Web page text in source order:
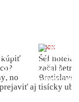
kúpiť
no
aj
INDEX
Šéf
začal
Bratislave
tisícky